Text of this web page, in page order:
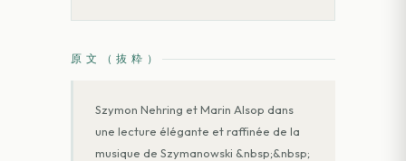
原文（抜粋）
Szymon Nehring et Marin Alsop dans
une lecture élégante et raffinée de la
musique de Szymanowski &nbsp;&nbsp;